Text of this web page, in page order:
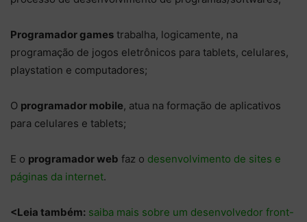
Programador games trabalha, logicamente, na
programação de jogos eletrônicos para tablets, celulares,
playstation e computadores;
O programador mobile, atua na formação de aplicativos
para celulares e tablets;
E o programador web faz o desenvolvimento de sites e
páginas da internet.
<Leia também: saiba mais sobre um desenvolvedor front-